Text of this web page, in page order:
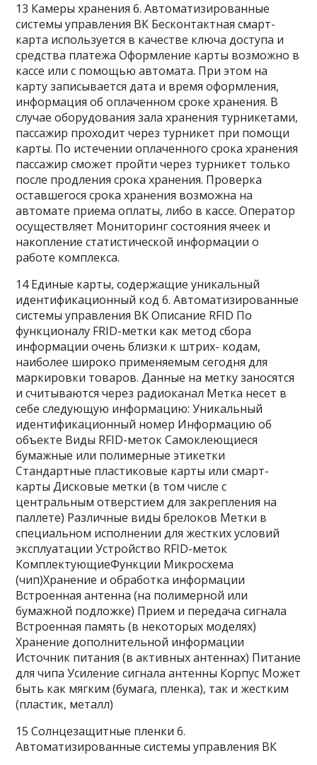
13 Камеры хранения 6. Автоматизированные
системы управления ВК Бесконтактная смарт-
карта используется в качестве ключа доступа и
средства платежа Оформление карты возможно в
кассе или с помощью автомата. При этом на
карту записывается дата и время оформления,
информация об оплаченном сроке хранения. В
случае оборудования зала хранения турникетами,
пассажир проходит через турникет при помощи
карты. По истечении оплаченного срока хранения
пассажир сможет пройти через турникет только
после продления срока хранения. Проверка
оставшегося срока хранения возможна на
автомате приема оплаты, либо в кассе. Оператор
осуществляет Мониторинг состояния ячеек и
накопление статистической информации о
работе комплекса.
14 Единые карты, содержащие уникальный
идентификационный код 6. Автоматизированные
системы управления ВК Описание RFID По
функционалу FRID-метки как метод сбора
информации очень близки к штрих- кодам,
наиболее широко применяемым сегодня для
маркировки товаров. Данные на метку заносятся
и считываются через радиоканал Метка несет в
себе следующую информацию: Уникальный
идентификационный номер Информацию об
объекте Виды RFID-меток Самоклеющиеся
бумажные или полимерные этикетки
Стандартные пластиковые карты или смарт-
карты Дисковые метки (в том числе с
центральным отверстием для закрепления на
паллете) Различные виды брелоков Метки в
специальном исполнении для жестких условий
эксплуатации Устройство RFID-меток
КомплектующиеФункции Микросхема
(чип)Хранение и обработка информации
Встроенная антенна (на полимерной или
бумажной подложке) Прием и передача сигнала
Встроенная память (в некоторых моделях)
Хранение дополнительной информации
Источник питания (в активных антеннах) Питание
для чипа Усиление сигнала антенны Корпус Может
быть как мягким (бумага, пленка), так и жестким
(пластик, металл)
15 Солнцезащитные пленки 6.
Автоматизированные системы управления ВК